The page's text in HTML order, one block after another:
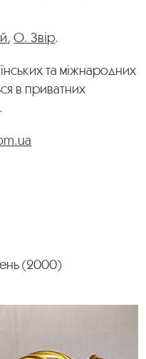
,О. Звір.
та міжнародних
в приватних
(2000)